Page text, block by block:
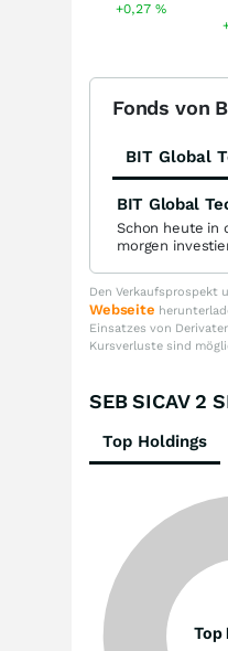
+0,27%
Fonds von
BIT Global
BIT Global
Schon heute in
morgen
Den Verkaufsprospekt
Webseite
Einsatzes von
Kursverluste sind
SEB SICAV 2
Top Holdings
Top